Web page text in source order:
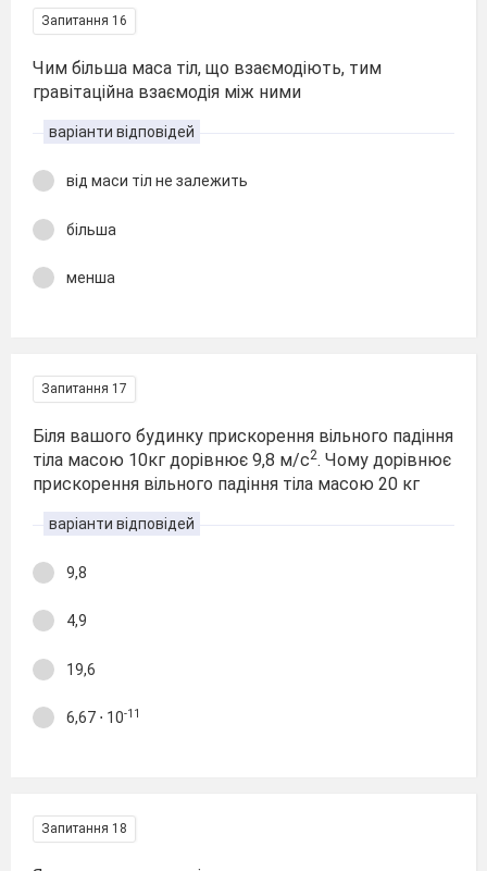
Запитання 16
Чим більша маса тіл, що взаємодіють, тим
гравітаційна взаємодія між ними
варіанти відповідей
від маси тіл не залежить
більша
менша
Запитання 17
Біля вашого будинку прискорення вільного падіння
тіла масою 10кг дорівнює 9,8 м/с2. Чому дорівнює
прискорення вільного падіння тіла масою 20 кг
варіанти відповідей
9,8
4,9
19,6
6,67 ⋅ 10-11
Запитання 18